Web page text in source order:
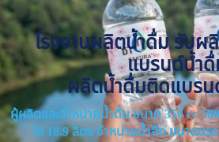
โรงงานผลิตน้ำดื่ม รับผ
แบรนด์น้ำ
ผลิตน้ำดื่มติดแบร
ผู้ผลิตและจำหน่ายน้ำดื่ม ขนาด 350 cc
ใส 18.9 ลิตร จำหน่ายน้ำจืด ขนาดบร